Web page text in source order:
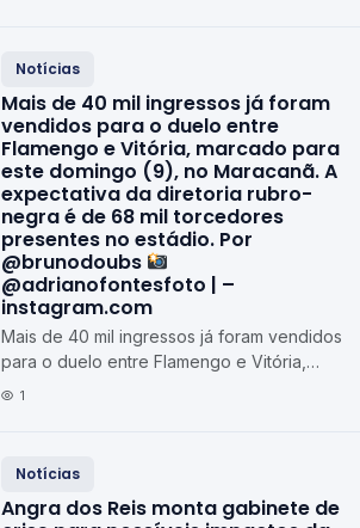
Notícias
Mais de 40 mil ingressos já foram
vendidos para o duelo entre
Flamengo e Vitória, marcado para
este domingo (9), no Maracanã. A
expectativa da diretoria rubro-
negra é de 68 mil torcedores
presentes no estádio. Por
@brunodoubs
@adrianofontesfoto | –
instagram.com
Mais de 40 mil ingressos já foram vendidos
para o duelo entre Flamengo e Vitória,
marcado para este domingo (9), no Maracanã.
1
Notícias
Angra dos Reis monta gabinete de